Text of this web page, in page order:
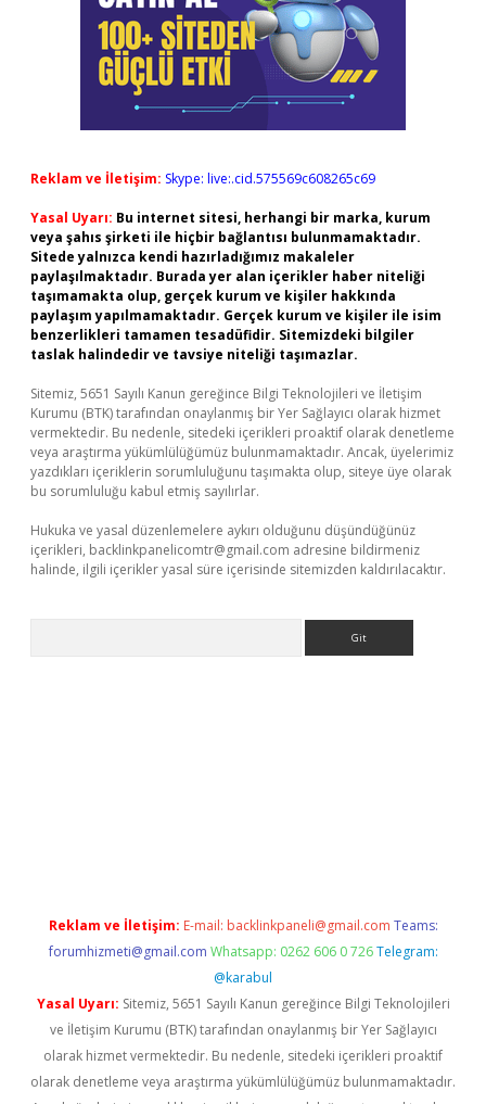
Reklam ve İletişim: Skype: live:.cid.575569c608265c69
Yasal Uyarı: Bu internet sitesi, herhangi bir marka, kurum
veya şahıs şirketi ile hiçbir bağlantısı bulunmamaktadır.
Sitede yalnızca kendi hazırladığımız makaleler
paylaşılmaktadır. Burada yer alan içerikler haber niteliği
taşımamakta olup, gerçek kurum ve kişiler hakkında
paylaşım yapılmamaktadır. Gerçek kurum ve kişiler ile isim
benzerlikleri tamamen tesadüfidir. Sitemizdeki bilgiler
taslak halindedir ve tavsiye niteliği taşımazlar.
Sitemiz, 5651 Sayılı Kanun gereğince Bilgi Teknolojileri ve İletişim
Kurumu (BTK) tarafından onaylanmış bir Yer Sağlayıcı olarak hizmet
vermektedir. Bu nedenle, sitedeki içerikleri proaktif olarak denetleme
veya araştırma yükümlülüğümüz bulunmamaktadır. Ancak, üyelerimiz
yazdıkları içeriklerin sorumluluğunu taşımakta olup, siteye üye olarak
bu sorumluluğu kabul etmiş sayılırlar.
Hukuka ve yasal düzenlemelere aykırı olduğunu düşündüğünüz
içerikleri, backlinkpanelicomtr@gmail.com adresine bildirmeniz
halinde, ilgili içerikler yasal süre içerisinde sitemizden kaldırılacaktır.
Reklam ve İletişim: E-mail: backlinkpaneli@gmail.com Teams:
forumhizmeti@gmail.com Whatsapp: 0262 606 0 726 Telegram:
@karabul
Yasal Uyarı: Sitemiz, 5651 Sayılı Kanun gereğince Bilgi Teknolojileri
ve İletişim Kurumu (BTK) tarafından onaylanmış bir Yer Sağlayıcı
olarak hizmet vermektedir. Bu nedenle, sitedeki içerikleri proaktif
olarak denetleme veya araştırma yükümlülüğümüz bulunmamaktadır.